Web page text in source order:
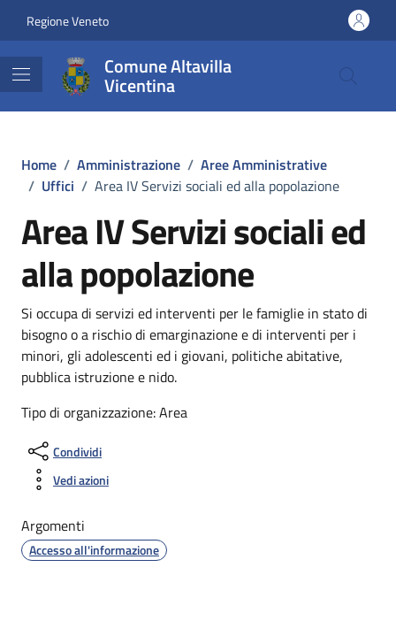
Regione Veneto
Comune Altavilla
Vicentina
Home / Amministrazione / Aree Amministrative
/ Uffici / Area IV Servizi sociali ed alla popolazione
Area IV Servizi sociali ed
alla popolazione
Si occupa di servizi ed interventi per le famiglie in stato di
bisogno o a rischio di emarginazione e di interventi per i
minori, gli adolescenti ed i giovani, politiche abitative,
pubblica istruzione e nido.
Tipo di organizzazione: Area
Condividi
Vedi azioni
Argomenti
Accesso all'informazione